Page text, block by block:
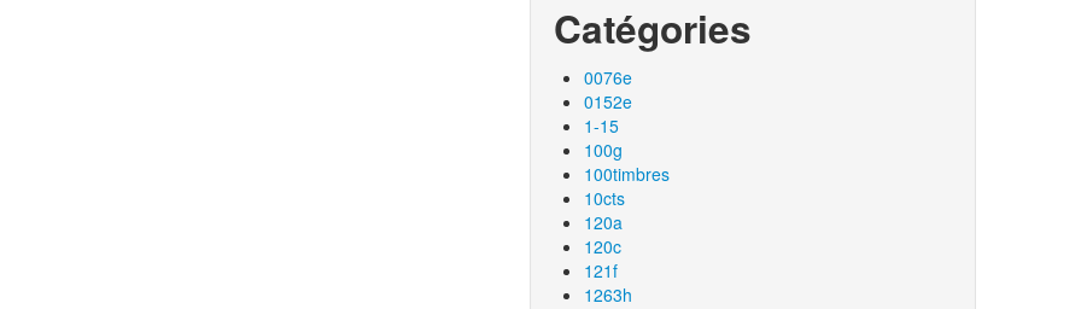
Catégories
0076e
0152e
1-15
100g
100timbres
10cts
120a
120c
121f
1263h